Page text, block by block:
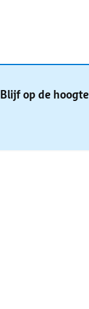
Blijf op de hoogte